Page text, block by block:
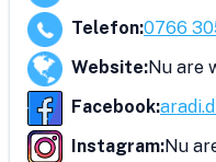
Telefon:0766
Website:Nu are
Facebook:
Instagram:Nu